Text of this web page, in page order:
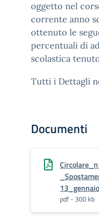
oggetto nel
corrente anno
ottenuto le
percentuali di
scolastica
Tutti i Dettagli
Documenti
pdf - 300 kb